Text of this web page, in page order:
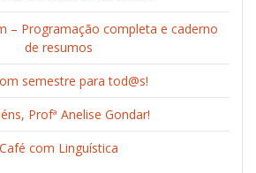
– Programação completa e caderno
de resumos
semestre para tod@s!
Profª Anelise Gondar!
Café com Linguística